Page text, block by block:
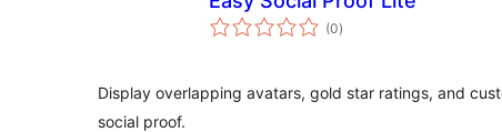
(0загальний
рейтинг
)
Display overlapping avatars, gold star ratings, and
social proof.